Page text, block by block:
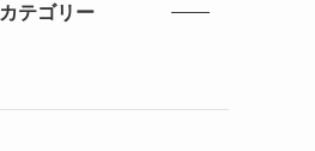
カテゴリー